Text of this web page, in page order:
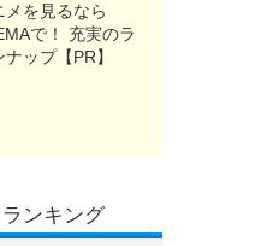
メを見るなら
で！ 充実のラ
ナップ【PR】
ンキング